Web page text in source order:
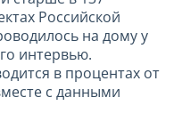
Российской
на дому у
интервью.
в процентах от
с данными